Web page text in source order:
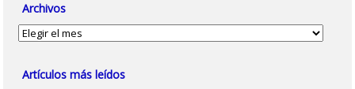
Archivos
Archivos
Artículos más leídos